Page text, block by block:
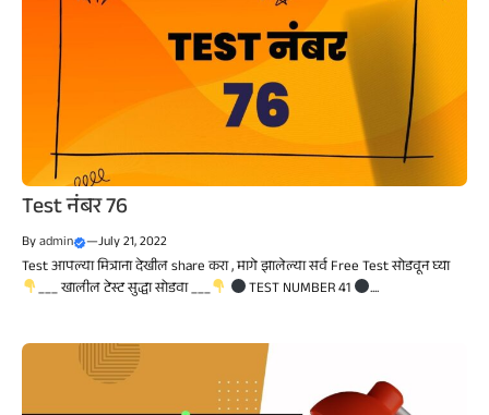
Test नंबर 76
Byadmin —July 21, 2022
Test आपल्या मित्राना देखील share करा , मागे झालेल्या सर्व Free Test सोडवून घ्या
___ खालील टेस्ट सुद्धा सोडवा ___
TEST NUMBER 41 ....